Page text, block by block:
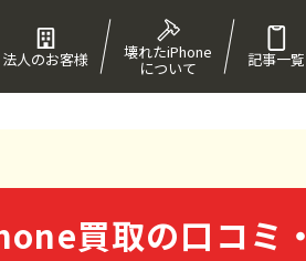
法人のお客様 壊れたiPhone
について 記事一覧
買取の口コミ・